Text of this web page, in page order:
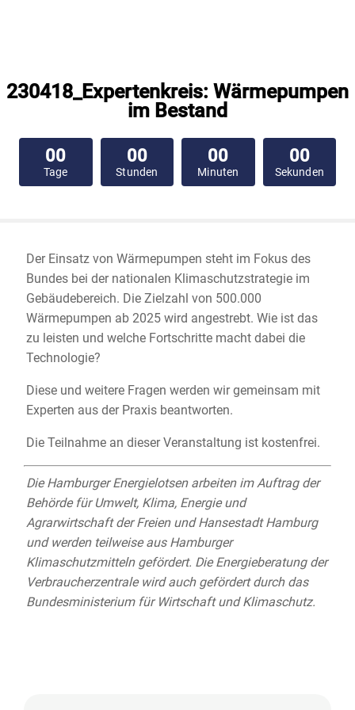
230418_Expertenkreis: Wärmepumpen
im Bestand
00
Tage
00
Stunden
00
Minuten
00
Sekunden
Der Einsatz von Wärmepumpen steht im Fokus des
Bundes bei der nationalen Klimaschutzstrategie im
Gebäudebereich. Die Zielzahl von 500.000
Wärmepumpen ab 2025 wird angestrebt. Wie ist das
zu leisten und welche Fortschritte macht dabei die
Technologie?
Diese und weitere Fragen werden wir gemeinsam mit
Experten aus der Praxis beantworten.
Die Teilnahme an dieser Veranstaltung ist kostenfrei.
Die Hamburger Energielotsen arbeiten im Auftrag der
Behörde für Umwelt, Klima, Energie und
Agrarwirtschaft der Freien und Hansestadt Hamburg
und werden teilweise aus Hamburger
Klimaschutzmitteln gefördert. Die Energieberatung der
Verbraucherzentrale wird auch gefördert durch das
Bundesministerium für Wirtschaft und Klimaschutz.